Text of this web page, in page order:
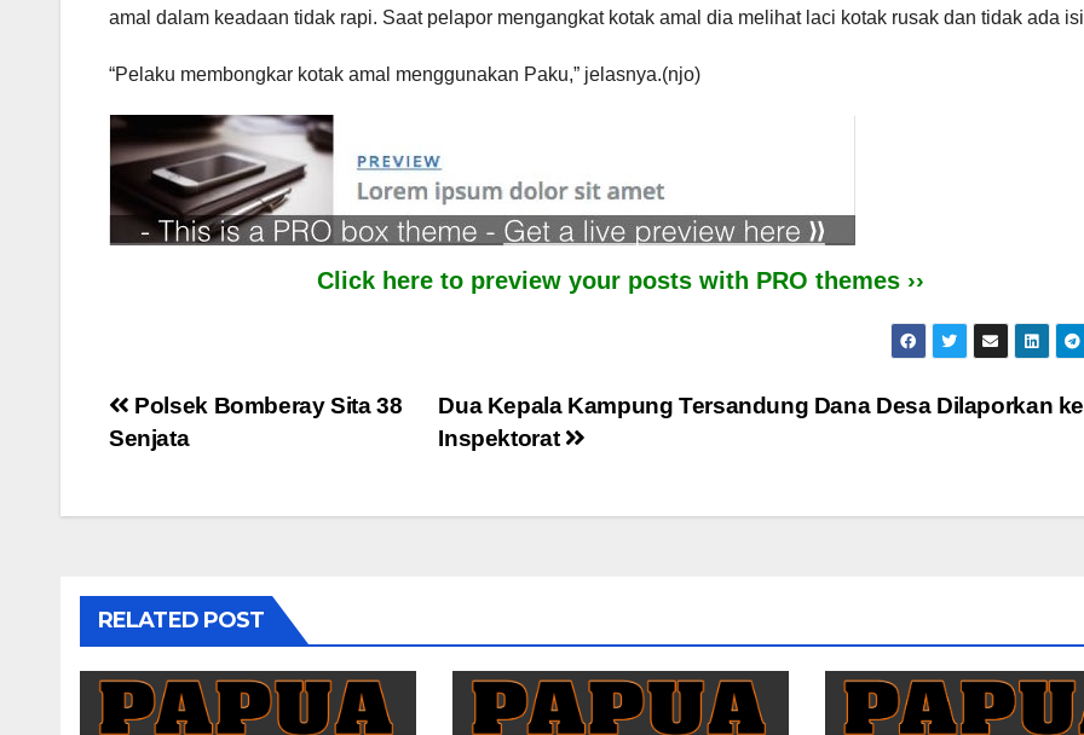
amal dalam keadaan tidak rapi. Saat pelapor mengangkat kotak amal dia melihat laci kotak rusak dan tidak ada
“Pelaku membongkar kotak amal menggunakan Paku,” jelasnya.(njo)
Click here to preview your posts with PRO themes ››
Post
navigation
Dua Kepala Kampung Tersandung Dana Desa Dilaporkan ke
Inspektorat
Polsek Bomberay Sita 38
Senjata
RELATED POST